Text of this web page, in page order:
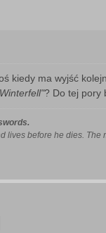
kiedy ma wyjść
? Do tej pory
lives before he dies. The